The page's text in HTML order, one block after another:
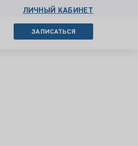
ЛИЧНЫЙ КАБИНЕТ
ЗАПИСАТЬСЯ